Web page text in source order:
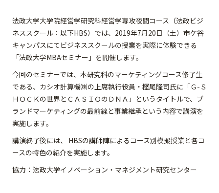
法政大学大学院経営学研究科経営学専攻夜間コース（法政ビジ
ネススクール：以下HBS）では、2019年7月20日（土）市ケ谷
キャンパスにてビジネススクールの授業を実際に体験できる
「法政大学MBAセミナー」を開催します。
今回のセミナーでは、本研究科のマーケティングコース修了生
である、カシオ計算機㈱の上席執行役員・樫尾隆司氏に「Ｇ-Ｓ
ＨＯＣＫの世界とＣＡＳＩＯのＤＮＡ」というタイトルで、ブ
ランドマーケティングの最前線と事業継承という内容で講演を
実施します。
講演終了後には、 HBSの講師陣によるコース別模擬授業と各コ
ースの特色の紹介を実施します。
協力：法政大学イノベーション・マネジメント研究センター